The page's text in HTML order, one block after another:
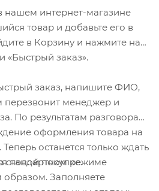
нашем интернет-магазине
товар и добавьте его в
в Корзину и нажмите на
«Быстрый заказ».
заказ, напишите ФИО,
перезвонит менеджер и
По результатам разговора
оформления товара на
останется только ждать
новой покупке.
стандартном режиме
Заполняете